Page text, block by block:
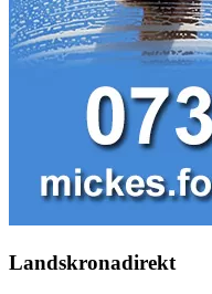
Landskronadirekt